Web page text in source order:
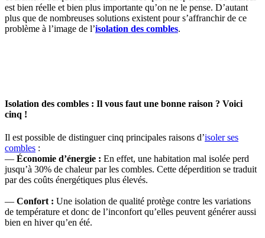
est bien réelle et bien plus importante qu’on ne le pense. D’autant
plus que de nombreuses solutions existent pour s’affranchir de ce
problème à l’image de l’isolation des combles.
Isolation des combles : Il vous faut une bonne raison ? Voici
cinq !
Il est possible de distinguer cinq principales raisons d’isoler ses
combles :
— Économie d’énergie : En effet, une habitation mal isolée perd
jusqu’à 30% de chaleur par les combles. Cette déperdition se traduit
par des coûts énergétiques plus élevés.
— Confort : Une isolation de qualité protège contre les variations
de température et donc de l’inconfort qu’elles peuvent générer aussi
bien en hiver qu’en été.